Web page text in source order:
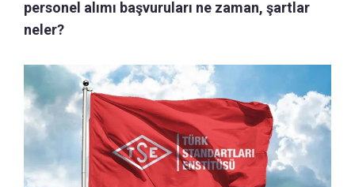
personel alımı başvuruları ne zaman, şartlar
neler?